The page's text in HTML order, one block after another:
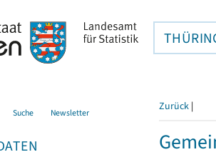
Suche Newsletter Zurück |